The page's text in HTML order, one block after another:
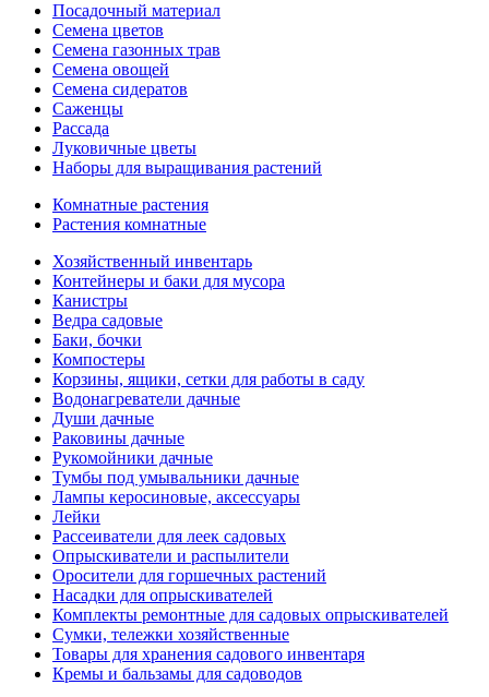
Посадочный материал
Семена цветов
Семена газонных трав
Семена овощей
Семена сидератов
Саженцы
Рассада
Луковичные цветы
Наборы для выращивания растений
Комнатные растения
Растения комнатные
Хозяйственный инвентарь
Контейнеры и баки для мусора
Канистры
Ведра садовые
Баки, бочки
Компостеры
Корзины, ящики, сетки для работы в саду
Водонагреватели дачные
Души дачные
Раковины дачные
Рукомойники дачные
Тумбы под умывальники дачные
Лампы керосиновые, аксессуары
Лейки
Рассеиватели для леек садовых
Опрыскиватели и распылители
Оросители для горшечных растений
Насадки для опрыскивателей
Комплекты ремонтные для садовых опрыскивателей
Сумки, тележки хозяйственные
Товары для хранения садового инвентаря
Кремы и бальзамы для садоводов